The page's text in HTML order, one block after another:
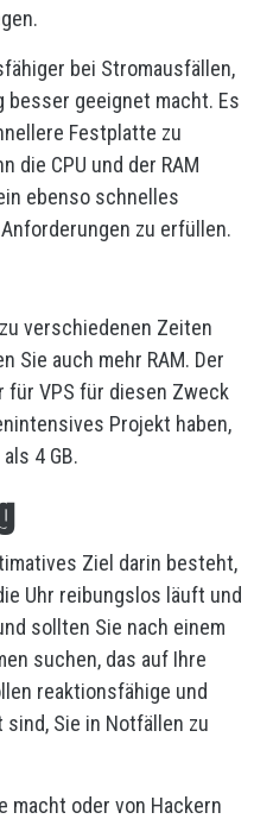
bei Stromausfällen,
besser geeignet macht. Es
Festplatte zu
die CPU und der RAM
ebenso schnelles
zu erfüllen.
verschiedenen Zeiten
Sie auch mehr RAM. Der
VPS für diesen Zweck
Projekt haben,
4 GB.
Ziel darin besteht,
Uhr reibungslos läuft und
sollten Sie nach einem
suchen, das auf Ihre
reaktionsfähige und
Sie in Notfällen zu
macht oder von Hackern